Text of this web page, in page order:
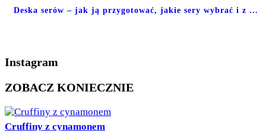
Deska serów – jak ją przygotować, jakie sery wybrać i z …
Instagram
ZOBACZ KONIECZNIE
Cruffiny z cynamonem